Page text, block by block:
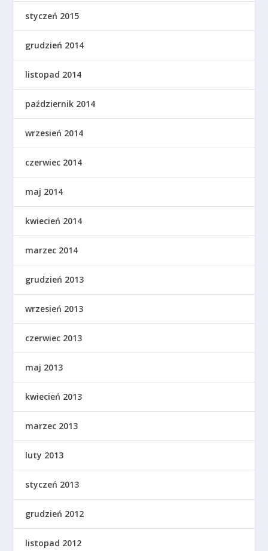
styczeń 2015
grudzień 2014
listopad 2014
październik 2014
wrzesień 2014
czerwiec 2014
maj 2014
kwiecień 2014
marzec 2014
grudzień 2013
wrzesień 2013
czerwiec 2013
maj 2013
kwiecień 2013
marzec 2013
luty 2013
styczeń 2013
grudzień 2012
listopad 2012